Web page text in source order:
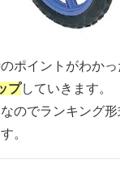
ポイントがわか
プしていきます。
のでランキング
。